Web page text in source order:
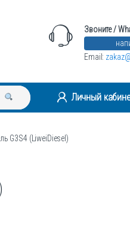
Звоните /
Email:
Личный
G3S4 (LiweiDiesel)